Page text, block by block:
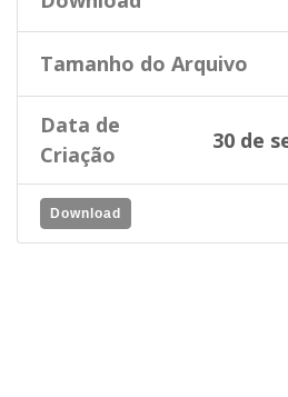
Tamanho do Arquivo
Data de
Criação
30 de
Download